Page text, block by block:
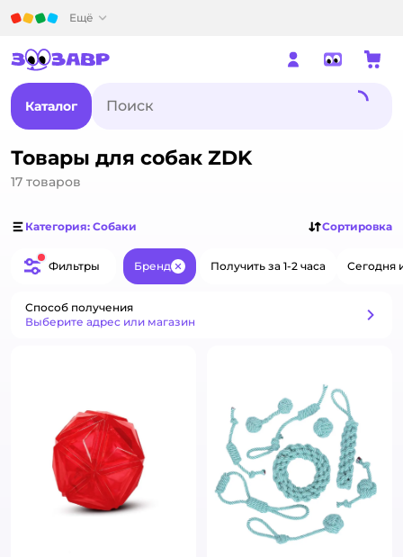
Ещё
Каталог
Товары для собак ZDK
17 товаров
Категория: Собаки Сортировка
Фильтры Бренд ЗакрытьПолучить за 1-2 часа Сегодня
Способ получения
Выберите адрес или магазин